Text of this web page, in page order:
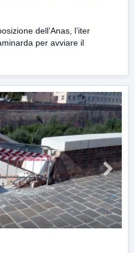
dell’Anas, l’iter
per avviare il